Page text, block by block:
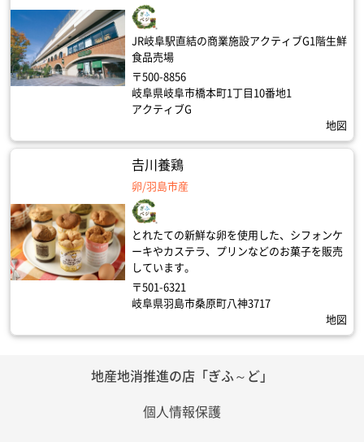
JR岐阜駅直結の商業施設アクティブG1階生鮮
食品売場
〒500-8856
岐阜県岐阜市橋本町1丁目10番地1
アクティブG
地図
𠮷川養鶏
卵/羽島市産
とれたての新鮮な卵を使用した、シフォンケ
ーキやカステラ、プリンなどのお菓子を販売
しています。
〒501-6321
岐阜県羽島市桑原町八神3717
地図
地産地消推進の店「ぎふ～ど」
個人情報保護